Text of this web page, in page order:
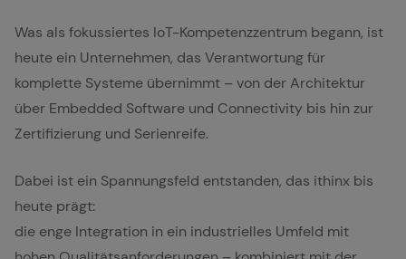
Was als fokussiertes IoT-Kompetenzzentrum begann, ist
heute ein Unternehmen, das Verantwortung für
komplette Systeme übernimmt – von der Architektur
über Embedded Software und Connectivity bis hin zur
Zertifizierung und Serienreife.
Dabei ist ein Spannungsfeld entstanden, das ithinx bis
heute prägt:
die enge Integration in ein industrielles Umfeld mit